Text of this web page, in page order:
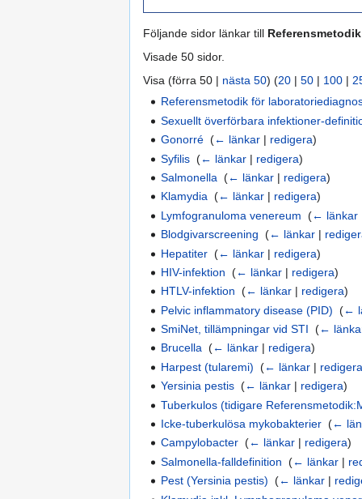
Följande sidor länkar till
Visade 50 sidor.
Visa (förra 50 | nästa 50) (20 | 50 | 100 |
Referensmetodik för
Sexuellt överförbara infektioner-
Gonorré ‎(← länkar | redigera)
Syfilis ‎(← länkar | redigera)
Salmonella ‎(← länkar | redigera)
Klamydia ‎(← länkar | redigera)
Lymfogranuloma venereum ‎(← länkar
Blodgivarscreening ‎(← länkar |
Hepatiter ‎(← länkar | redigera)
HIV-infektion ‎(← länkar | redigera)
HTLV-infektion ‎(← länkar | redigera)
Pelvic inflammatory disease (PID) ‎(←
SmiNet, tillämpningar vid STI ‎(←
Brucella ‎(← länkar | redigera)
Harpest (tularemi) ‎(← länkar |
Yersinia pestis ‎(← länkar | redigera)
Tuberkulos (tidigare
Icke-tuberkulösa mykobakterier ‎(←
Campylobacter ‎(← länkar | redigera)
Salmonella-falldefinition ‎(← länkar |
Pest (Yersinia pestis) ‎(← länkar |